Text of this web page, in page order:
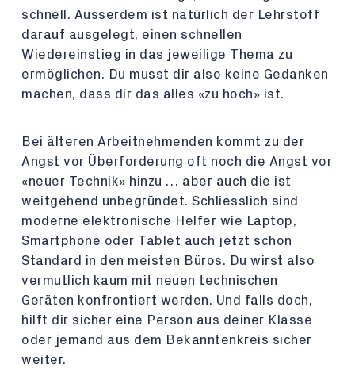
schnell. Ausserdem ist natürlich der Lehrstoff
darauf ausgelegt, einen schnellen
Wiedereinstieg in das jeweilige Thema zu
ermöglichen. Du musst dir also keine Gedanken
machen, dass dir das alles «zu hoch» ist.
Bei älteren Arbeitnehmenden kommt zu der
Angst vor Überforderung oft noch die Angst vor
«neuer Technik» hinzu … aber auch die ist
weitgehend unbegründet. Schliesslich sind
moderne elektronische Helfer wie Laptop,
Smartphone oder Tablet auch jetzt schon
Standard in den meisten Büros. Du wirst also
vermutlich kaum mit neuen technischen
Geräten konfrontiert werden. Und falls doch,
hilft dir sicher eine Person aus deiner Klasse
oder jemand aus dem Bekanntenkreis sicher
weiter.